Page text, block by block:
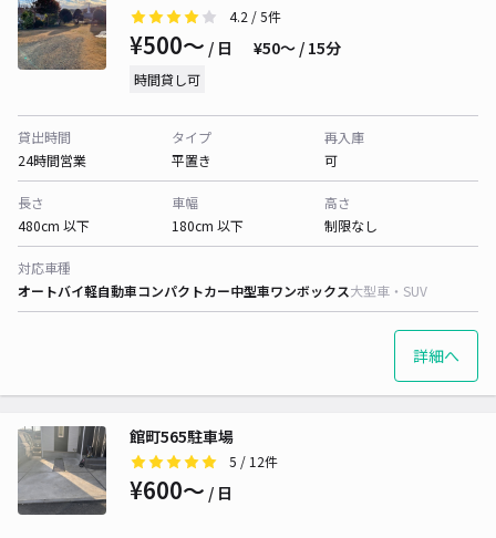
4.2 / 5件
¥500〜 / 日 ¥50〜 / 15分
時間貸し可
貸出時間
24時間営業
タイプ
平置き
再入庫
可
長さ
480cm 以下
車幅
180cm 以下
高さ
制限なし
対応車種
オートバイ軽自動車コンパクトカー中型車ワンボックス大型車・SUV
詳細へ
館町565駐車場
5 / 12件
¥600〜 / 日